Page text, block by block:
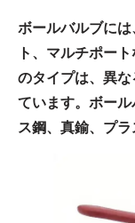
ボールバルブに
ト、マルチポー
のタイプは、異
ています。ボー
ス鋼、真鍮、プラ